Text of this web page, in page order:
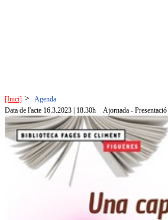
[Inici] > Agenda
Data de l'acte 16.3.2023 | 18.30h
Ajornada -